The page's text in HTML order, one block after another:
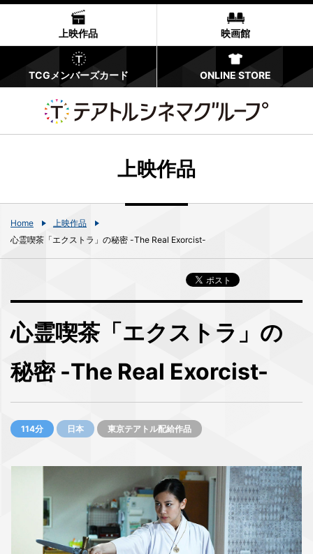
上映作品 映画館
TCGメンバーズカード ONLINE STORE
上映作品
Home
上映作品
心霊喫茶「エクストラ」の秘密 -The Real Exorcist-
心霊喫茶「エクストラ」の
秘密 -The Real Exorcist-
114分 日本 東京テアトル配給作品